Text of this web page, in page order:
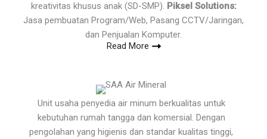
kreativitas khusus anak (SD-SMP). Piksel Solutions:
Jasa pembuatan Program/Web, Pasang CCTV/Jaringan,
dan Penjualan Komputer.
Read More
Unit usaha penyedia air minum berkualitas untuk
kebutuhan rumah tangga dan komersial. Dengan
pengolahan yang higienis dan standar kualitas tinggi,